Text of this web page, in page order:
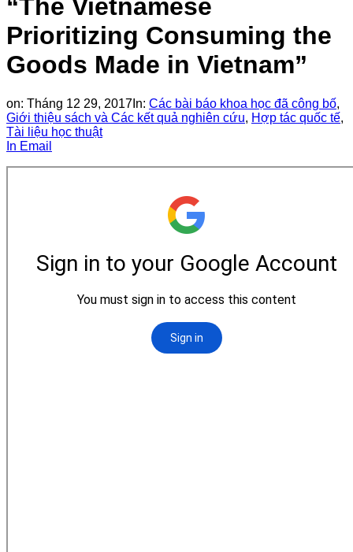
“The Vietnamese
Prioritizing Consuming the
Goods Made in Vietnam”
on: Tháng 12 29, 2017 In: Các bài báo khoa học đã công bố,
Giới thiệu sách và Các kết quả nghiên cứu, Hợp tác quốc tế,
Tài liệu học thuật
In Email